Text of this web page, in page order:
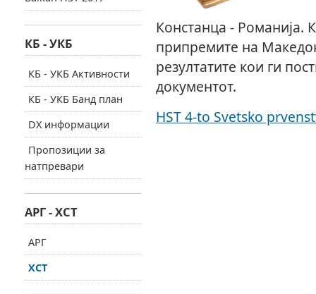
Констанца - Романија.
припремите на
резултатите кои ги
документот.
HST 4-to Svetsko
КБ - УКБ
КБ - УКБ Активности
КБ - УКБ Банд план
DX информации
Пропозиции за
натпревари
АРГ - ХСТ
АРГ
ХСТ